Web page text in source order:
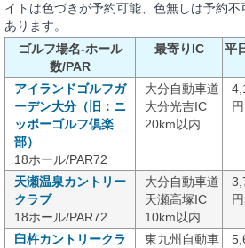
イトは色づきが予約可能、色無しは予約
あります。
ゴルフ場名-ホール
数/PAR
最寄りIC 平
アイランドゴルフガ
ーデン大分（旧：ニ
ッポーゴルフ倶楽
部）
18ホール/PAR72
大分自動車道
大分光吉IC
20km以内
天瀬温泉カントリー
クラブ
18ホール/PAR72
大分自動車道
天瀬高塚IC
10km以内
臼杵カントリークラ
東九州自動車